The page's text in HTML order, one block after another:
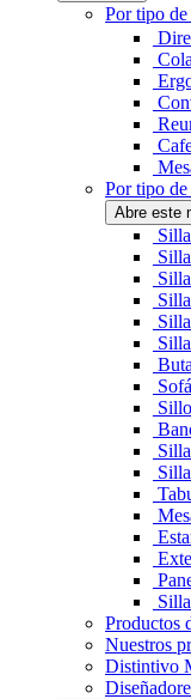
Por tipo de
Por tipo
Abre este
Productos
Nuestros
Distintivo